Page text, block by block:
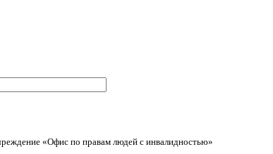
«Офис по правам людей с инвалидностью»